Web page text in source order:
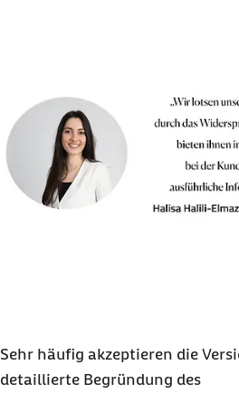
Sehr häufig akzeptieren die
detaillierte Begründung des